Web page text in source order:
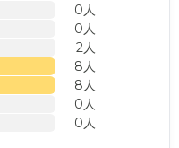
0人
0人
2人
8人
8人
0人
0人